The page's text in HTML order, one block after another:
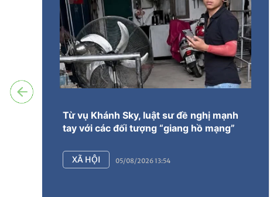
Từ vụ Khánh Sky, luật sư đề nghị mạnh
tay với các đối tượng “giang hồ mạng”
XÃ HỘI 05/08/2026 13:54